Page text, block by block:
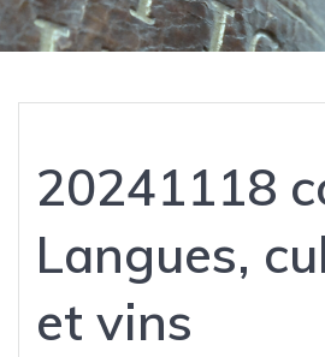
20241118
Langues,
et vins